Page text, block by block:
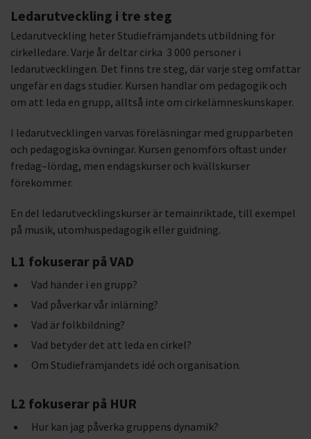
Ledarutveckling i tre steg
Ledarutveckling heter Studiefrämjandets utbildning för
cirkelledare. Varje år deltar cirka 3 000 personer i
ledarutvecklingen. Det finns tre steg, där varje steg omfattar
ungefär en dags studier. Kursen handlar om pedagogik och
om att leda en grupp, alltså inte om cirkelämneskunskaper.
I ledarutvecklingen varvas föreläsningar med grupparbeten
och pedagogiska övningar. Kursen genomförs oftast under
fredag–lördag, men endagskurser och kvällskurser
förekommer.
En del ledarutvecklingskurser är temainriktade, till exempel
på musik, utomhuspedagogik eller guidning.
L1 fokuserar på VAD
Vad händer i en grupp?
Vad påverkar vår inlärning?
Vad är folkbildning?
Vad betyder det att leda en cirkel?
Om Studiefrämjandets idé och organisation.
L2 fokuserar på HUR
Hur kan jag påverka gruppens dynamik?